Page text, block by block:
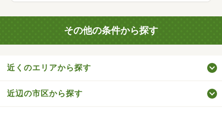
その他の条件から探す
近くのエリアから探す
近辺の市区から探す